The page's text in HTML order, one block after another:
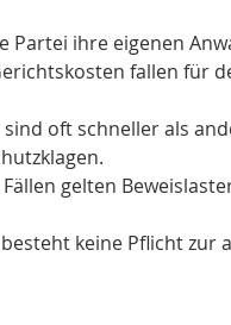
Partei ihre eigenen
fallen für
oft schneller als
gelten
keine Pflicht zur